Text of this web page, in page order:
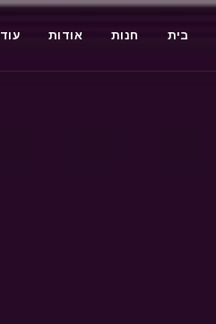
בית חנות אודות עוד